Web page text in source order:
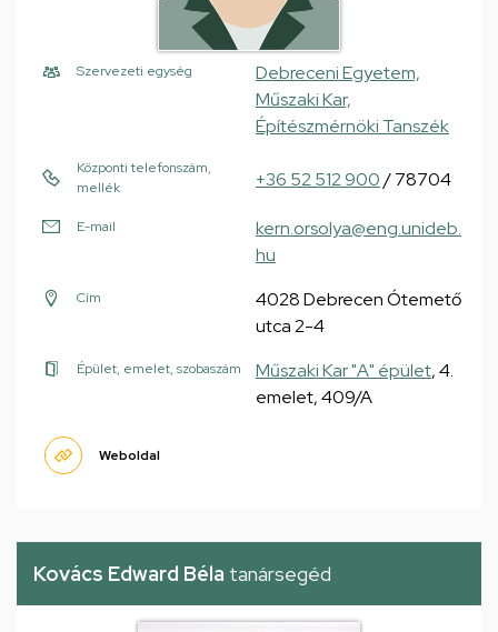
Szervezeti egység
Debreceni Egyetem,
Műszaki Kar,
Építészmérnöki Tanszék
Központi telefonszám,
mellék
+36 52 512 900/ 78704
E-mail
kern.orsolya@eng.unideb.
hu
Cím
4028 Debrecen Ótemető
utca 2-4
Épület, emelet, szobaszám Műszaki Kar "A" épület, 4.
emelet, 409/A
Weboldal
Kovács Edward Béla tanársegéd